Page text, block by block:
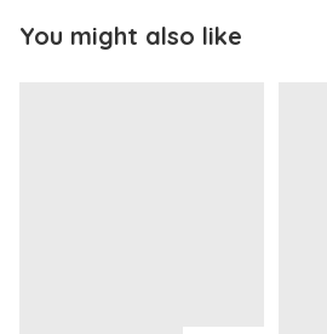
You might also like